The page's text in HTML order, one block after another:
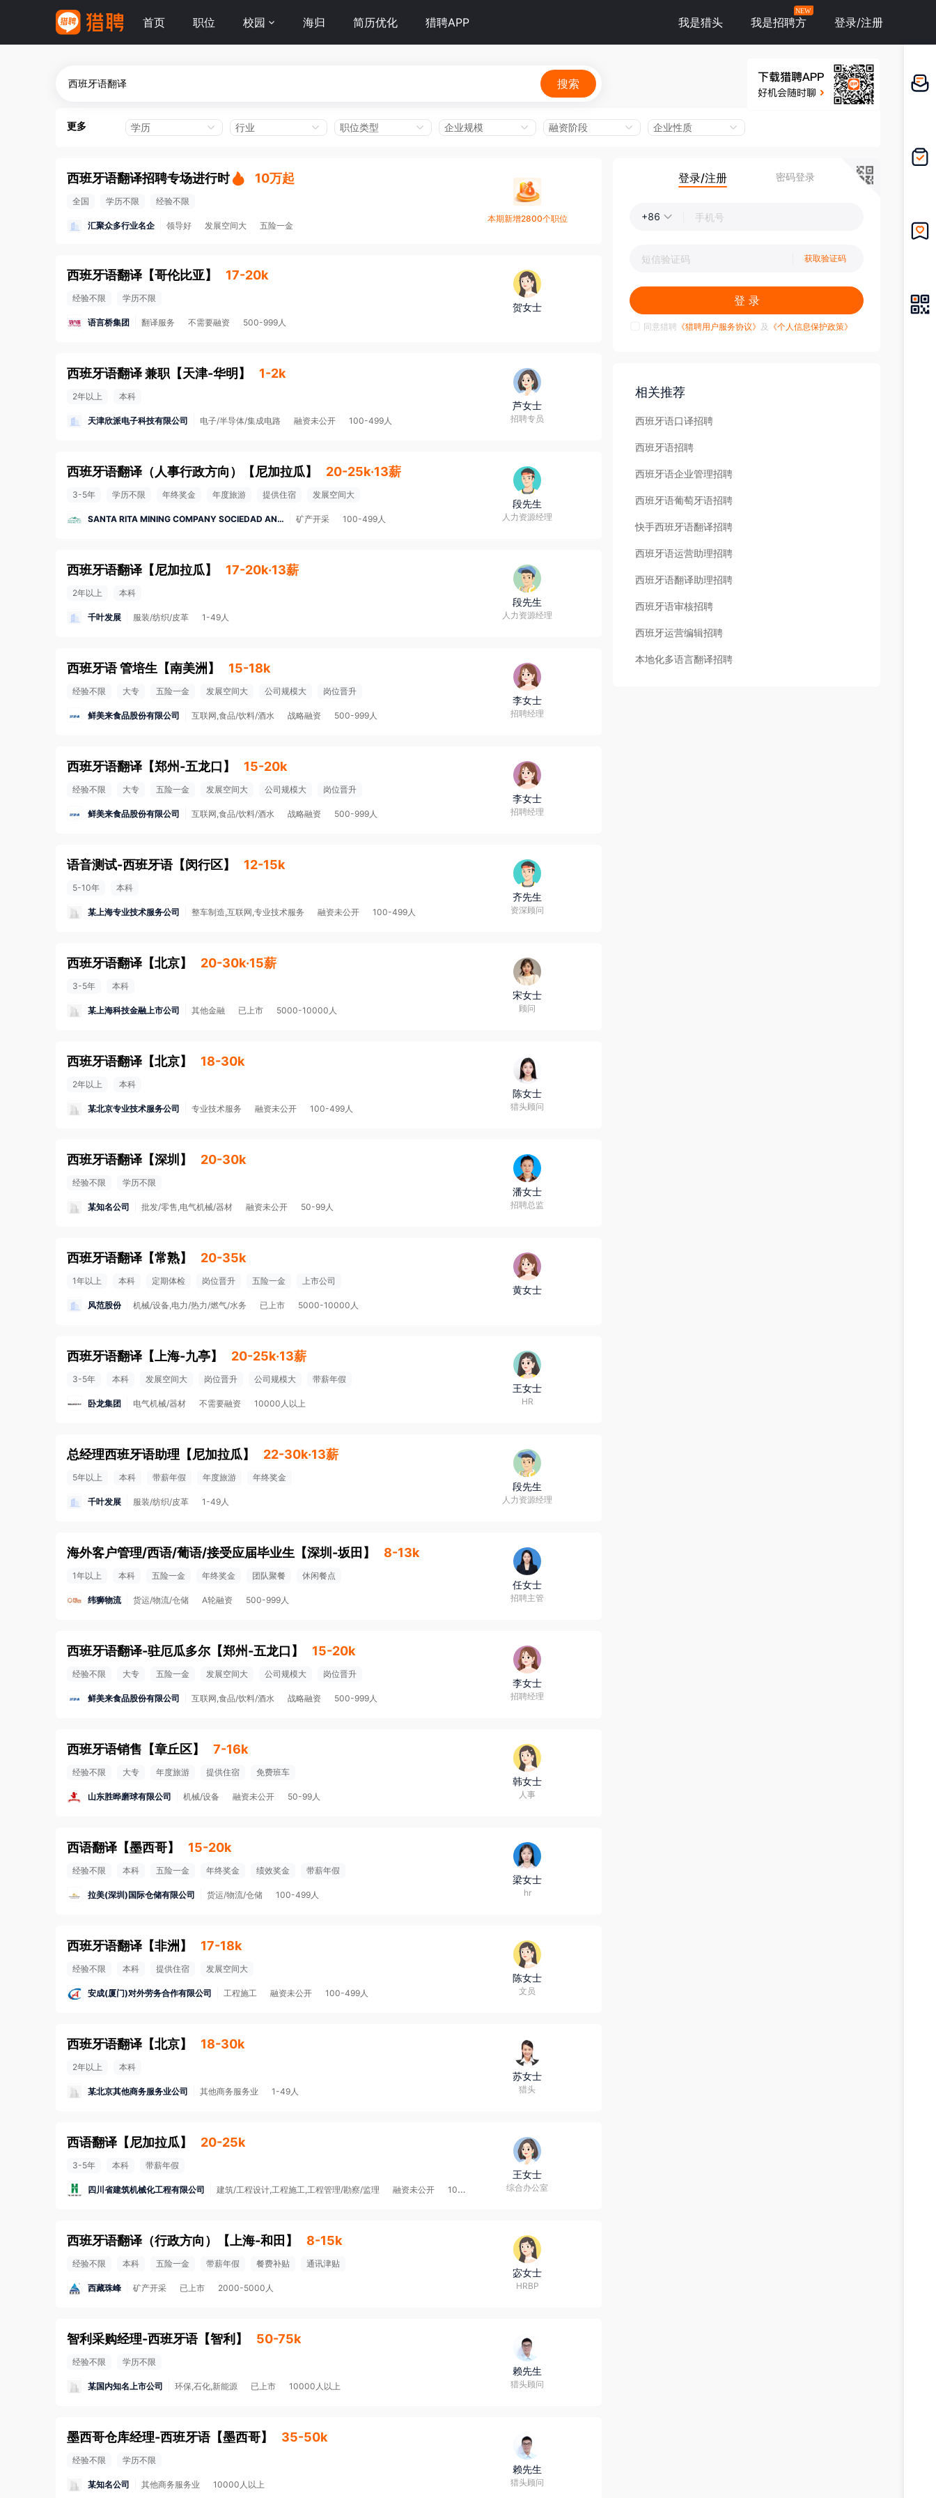
首页 职位 校园 海归 简历优化 猎聘APP 我是猎头 我是招聘方
NEW
登录/注册
搜索
更多 学历 行业 职位类型 企业规模 融资阶段 企业性质
西班牙语翻译招聘专场进行时 10万起
全国 学历不限 经验不限
汇聚众多行业名企 领导好 发展空间大 五险一金
本期新增2800个职位
西班牙语翻译 【哥伦比亚】 17-20k
经验不限 学历不限
语言桥集团 翻译服务 不需要融资 500-999人
贺女士
西班牙语翻译 兼职 【天津-华明 】 1-2k
2年以上 本科
天津欣派电子科技有限公司 电子/半导体/集成电路 融资未公开 100-499人
芦女士
招聘专员
西班牙语翻译（人事行政方向） 【尼加拉瓜】 20-25k·13薪
3-5年 学历不限 年终奖金 年度旅游 提供住宿 发展空间大
SANTA RITA MINING COMPANY SOCIEDAD ANONIMA 矿产开采 100-499人
段先生
人力资源经理
西班牙语翻译 【尼加拉瓜】 17-20k·13薪
2年以上 本科
千叶发展 服装/纺织/皮革 1-49人
段先生
人力资源经理
西班牙语 管培生 【南美洲 】 15-18k
经验不限 大专 五险一金 发展空间大 公司规模大 岗位晋升
鲜美来食品股份有限公司 互联网,食品/饮料/酒水 战略融资 500-999人
李女士
招聘经理
西班牙语翻译 【郑州-五龙口 】 15-20k
经验不限 大专 五险一金 发展空间大 公司规模大 岗位晋升
鲜美来食品股份有限公司 互联网,食品/饮料/酒水 战略融资 500-999人
李女士
招聘经理
语音测试-西班牙语 【闵行区】 12-15k
5-10年 本科
某上海专业技术服务公司 整车制造,互联网,专业技术服务 融资未公开 100-499人
齐先生
资深顾问
西班牙语翻译 【北京】 20-30k·15薪
3-5年 本科
某上海科技金融上市公司 其他金融 已上市 5000-10000人
宋女士
顾问
西班牙语翻译 【北京】 18-30k
2年以上 本科
某北京专业技术服务公司 专业技术服务 融资未公开 100-499人
陈女士
猎头顾问
西班牙语翻译 【深圳 】 20-30k
经验不限 学历不限
某知名公司 批发/零售,电气机械/器材 融资未公开 50-99人
潘女士
招聘总监
西班牙语翻译 【常熟】 20-35k
1年以上 本科 定期体检 岗位晋升 五险一金 上市公司
风范股份 机械/设备,电力/热力/燃气/水务 已上市 5000-10000人
黄女士
西班牙语翻译 【 上海-九亭】 20-25k·13薪
3-5年 本科 发展空间大 岗位晋升 公司规模大 带薪年假
卧龙集团 电气机械/器材 不需要融资 10000人以上
王女士
HR
总经理西班牙语助理 【尼加拉瓜】 22-30k·13薪
5年以上 本科 带薪年假 年度旅游 年终奖金
千叶发展 服装/纺织/皮革 1-49人
段先生
人力资源经理
海外客户管理/西语/葡语/接受应届毕业生 【深圳-坂田 】 8-13k
1年以上 本科 五险一金 年终奖金 团队聚餐 休闲餐点
纬狮物流 货运/物流/仓储 A轮融资 500-999人
任女士
招聘主管
西班牙语翻译-驻厄瓜多尔 【郑州-五龙口 】 15-20k
经验不限 大专 五险一金 发展空间大 公司规模大 岗位晋升
鲜美来食品股份有限公司 互联网,食品/饮料/酒水 战略融资 500-999人
李女士
招聘经理
西班牙语销售 【章丘区】 7-16k
经验不限 大专 年度旅游 提供住宿 免费班车
山东胜晔磨球有限公司 机械/设备 融资未公开 50-99人
韩女士
人事
西语翻译 【墨西哥】 15-20k
经验不限 本科 五险一金 年终奖金 绩效奖金 带薪年假
拉美(深圳)国际仓储有限公司 货运/物流/仓储 100-499人
梁女士
hr
西班牙语翻译 【非洲 】 17-18k
经验不限 本科 提供住宿 发展空间大
安成(厦门)对外劳务合作有限公司 工程施工 融资未公开 100-499人
陈女士
文员
西班牙语翻译 【北京】 18-30k
2年以上 本科
某北京其他商务服务业公司 其他商务服务业 1-49人
苏女士
猎头
西语翻译 【尼加拉瓜】 20-25k
3-5年 本科 带薪年假
四川省建筑机械化工程有限公司 建筑/工程设计,工程施工,工程管理/勘察/监理 融资未公开 1000-2000人
王女士
综合办公室
西班牙语翻译（行政方向） 【 上海-和田 】 8-15k
经验不限 本科 五险一金 带薪年假 餐费补贴 通讯津贴
西藏珠峰 矿产开采 已上市 2000-5000人
宓女士
HRBP
智利采购经理-西班牙语 【智利 】 50-75k
经验不限 学历不限
某国内知名上市公司 环保,石化,新能源 已上市 10000人以上
赖先生
猎头顾问
墨西哥仓库经理-西班牙语 【墨西哥】 35-50k
经验不限 学历不限
某知名公司 其他商务服务业 10000人以上
赖先生
猎头顾问
登录/注册 密码登录
+86
获取验证码
登 录
同意猎聘 《猎聘用户服务协议》 及 《个人信息保护政策》
相关推荐
西班牙语口译招聘
西班牙语招聘
西班牙语企业管理招聘
西班牙语葡萄牙语招聘
快手西班牙语翻译招聘
西班牙语运营助理招聘
西班牙语翻译助理招聘
西班牙语审核招聘
西班牙运营编辑招聘
本地化多语言翻译招聘